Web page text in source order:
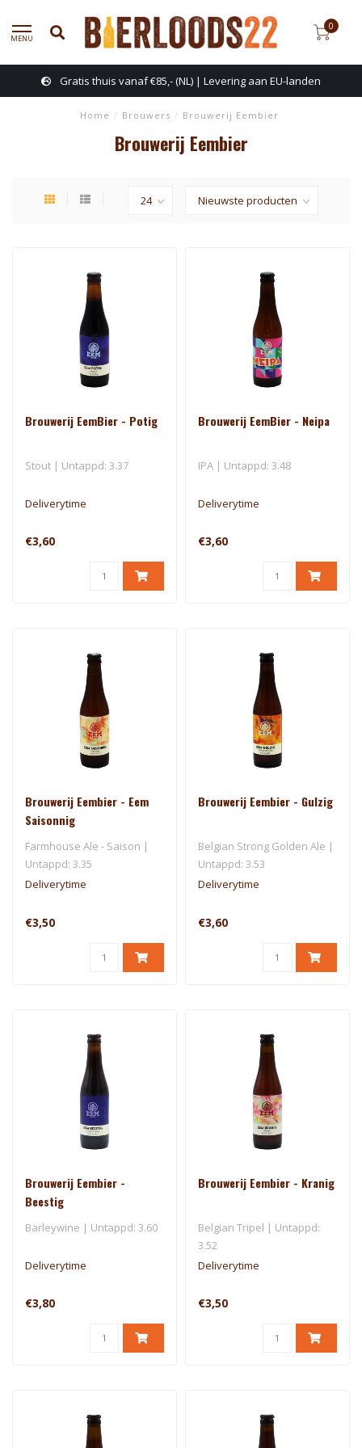
MENU
0
Gratis thuis vanaf €85,- (NL) | Levering aan EU-landen
Home / Brouwers / Brouwerij Eembier
Brouwerij Eembier
Brouwerij EemBier - Potig
Stout | Untappd: 3.37
Deliverytime
€3,60
Brouwerij EemBier - Neipa
IPA | Untappd: 3.48
Deliverytime
€3,60
Brouwerij Eembier - Eem
Saisonnig
Farmhouse Ale - Saison |
Untappd: 3.35
Deliverytime
€3,50
Brouwerij Eembier - Gulzig
Belgian Strong Golden Ale |
Untappd: 3.53
Deliverytime
€3,60
Brouwerij Eembier -
Beestig
Barleywine | Untappd: 3.60
Deliverytime
€3,80
Brouwerij Eembier - Kranig
Belgian Tripel | Untappd:
3.52
Deliverytime
€3,50